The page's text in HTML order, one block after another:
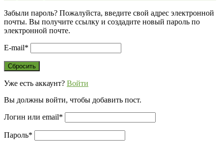
Забыли пароль? Пожалуйста, введите свой адрес электронной
почты. Вы получите ссылку и создадите новый пароль по
электронной почте.
E-mail*
Уже есть аккаунт? Войти
Вы должны войти, чтобы добавить пост.
Логин или email*
Пароль*